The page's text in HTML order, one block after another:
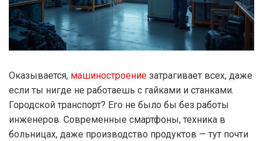
Оказывается, машиностроение затрагивает всех, даже
если ты нигде не работаешь с гайками и станками.
Городской транспорт? Его не было бы без работы
инженеров. Современные смартфоны, техника в
больницах, даже производство продуктов — тут почти